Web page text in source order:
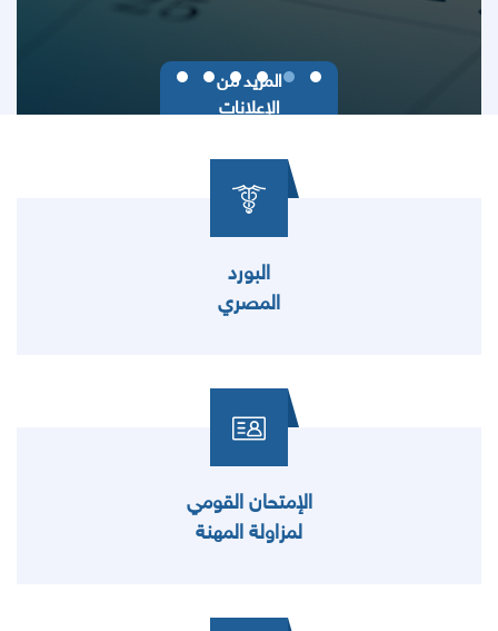
المزيد من
الإعلانات
البورد
المصري
الإمتحان القومي
لمزاولة المهنة